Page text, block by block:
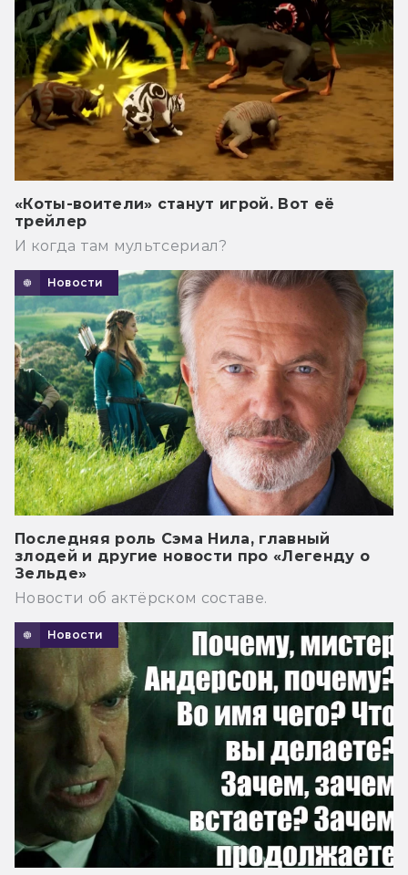
«Коты-воители» станут игрой. Вот её
трейлер
И когда там мультсериал?
Новости
Последняя роль Сэма Нила, главный
злодей и другие новости про «Легенду о
Зельде»
Новости об актёрском составе.
Новости